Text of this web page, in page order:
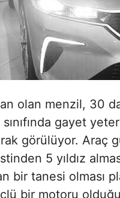
olan menzil, 30
gayet
görülüyor. Araç
5 yıldız
bir tanesi olması
bir motoru